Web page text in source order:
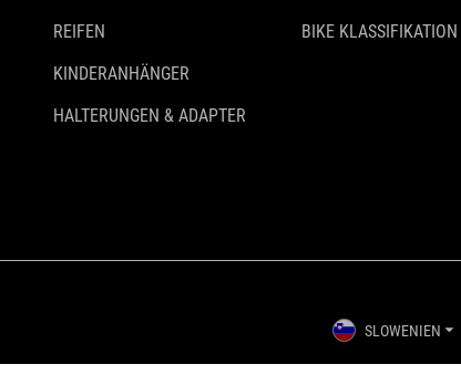
REIFEN
KINDERANHÄNGER
HALTERUNGEN & ADAPTER
BIKE KLASSIFIKATION
SLOWENIEN